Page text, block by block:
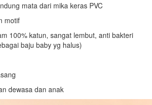
mata dari mika keras PVC
motif
100% katun, sangat lembut, anti bakteri
baju baby yg halus)
dewasa dan anak